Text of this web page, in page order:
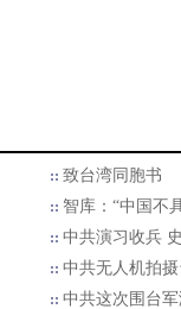
致台湾同胞书
智库：“中国不
中共演习收兵
中共无人机拍
中共这次围台